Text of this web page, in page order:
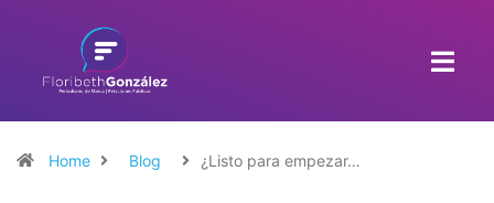
Home Blog ¿Listo para empezar…